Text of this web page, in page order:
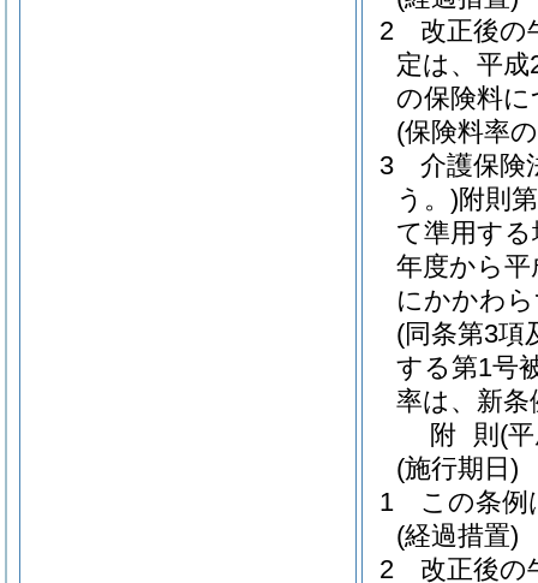
2
改正後の
定は、平
の保険料
(保険料率
3
介護保険
う。)附則
て準用す
年度から平
にかかわ
(同条第3項
する第1号
率は、新
附 則 (
(施行期日)
1
この条例
(経過措置)
2
改正後の